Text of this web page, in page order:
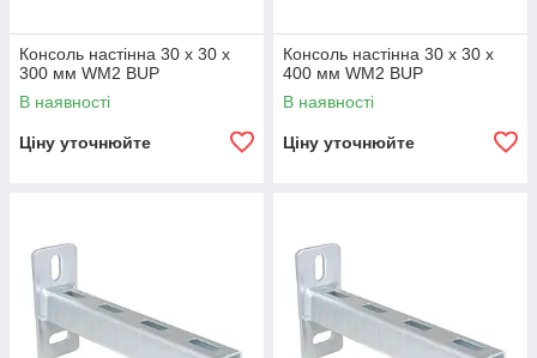
Консоль настінна 30 х 30 х
300 мм WM2 BUP
В наявності
Ціну уточнюйте
Консоль настінна 30 х 30 х
400 мм WM2 BUP
В наявності
Ціну уточнюйте